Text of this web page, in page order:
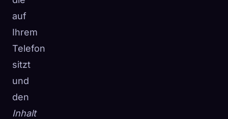
auf
Ihrem
Telefon
sitzt
und
den
Inhalt